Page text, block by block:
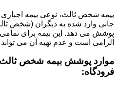
بیمه شخص ثالث، نوعی بیمه
جانی وارد شده به دیگران (شخص
پوشش می دهد. این بیمه برای تمامی
الزامی است و عدم تهیه آن می
موارد پوشش بیمه شخص ثالث
فرودگاه: